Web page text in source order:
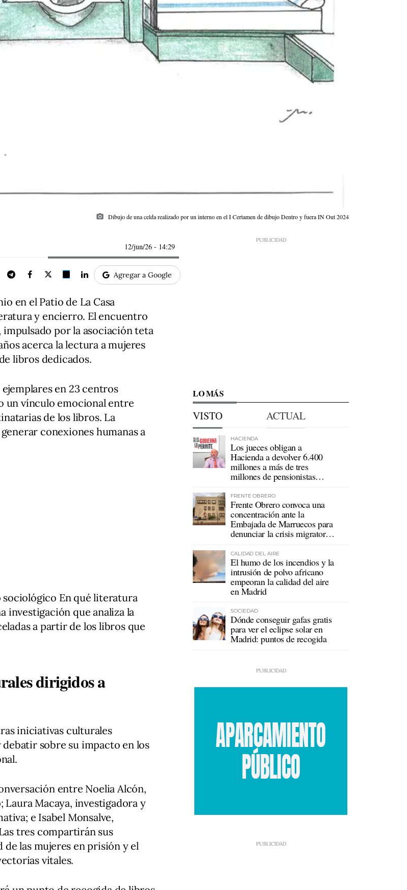
photo_camera Dibujo de una celda realizado por un interno en el I Certamen de dibujo Dentro y fuera IN Out 2024
12/jun/26 - 14:29
Agregar a Google
en el Patio de La Casa
y encierro. El encuentro
por la asociación teta
acerca la lectura a mujeres
libros dedicados.
en 23 centros
un vínculo emocional entre
de los libros. La
conexiones humanas a
sociológico En qué literatura
investigación que analiza la
a partir de los libros que
dirigidos a
iniciativas culturales
sobre su impacto en los
entre Noelia Alcón,
Macaya, investigadora y
e Isabel Monsalve,
tres compartirán sus
las mujeres en prisión y el
vitales.
LO MÁS
VISTO ACTUAL
HACIENDA
Los jueces obligan a
Hacienda a devolver 6.400
millones a más de tres
millones de pensionistas
FRENTE OBRERO
Frente Obrero convoca una
concentración ante la
Embajada de Marruecos para
denunciar la crisis migratoria
CALIDAD DEL AIRE
El humo de los incendios y la
intrusión de polvo africano
empeoran la calidad del aire
en Madrid
SOCIEDAD
Dónde conseguir gafas gratis
para ver el eclipse solar en
Madrid: puntos de recogida